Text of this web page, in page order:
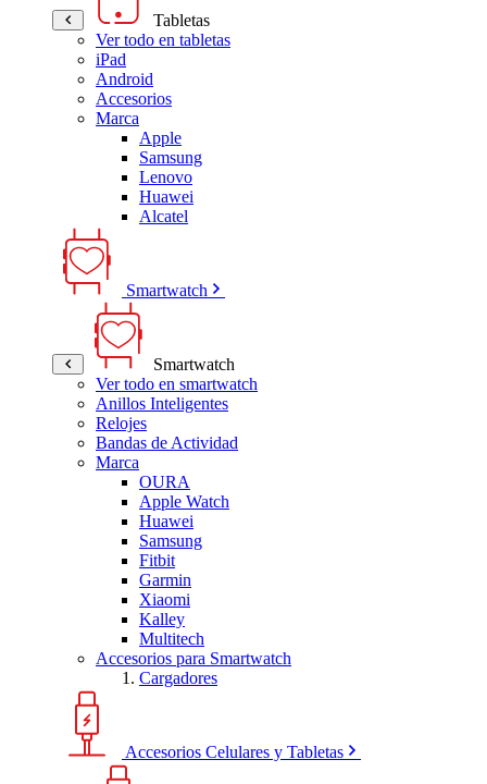
Tabletas
Ver todo en tabletas
iPad
Android
Accesorios
Marca
Apple
Samsung
Lenovo
Huawei
Alcatel
Smartwatch
Smartwatch
Ver todo en smartwatch
Anillos Inteligentes
Relojes
Bandas de Actividad
Marca
OURA
Apple Watch
Huawei
Samsung
Fitbit
Garmin
Xiaomi
Kalley
Multitech
Accesorios para Smartwatch
Cargadores
Accesorios Celulares y Tabletas